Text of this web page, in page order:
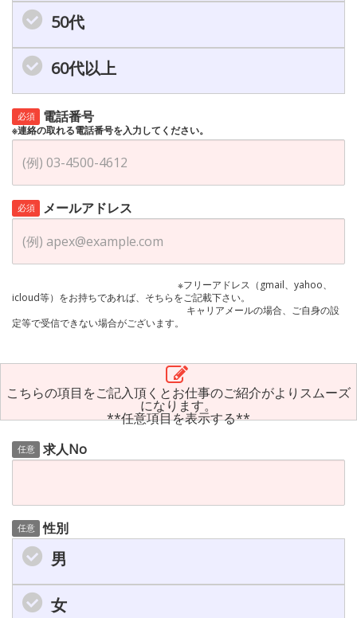
50代
60代以上
必須 電話番号
※連絡の取れる電話番号を入力してください。
必須 メールアドレス
※フリーアドレス（gmail、yahoo、
icloud等）をお持ちであれば、そちらをご記載下さい。
キャリアメールの場合、ご自身の設
定等で受信できない場合がございます。
こちらの項目をご記入頂くとお仕事のご紹介がよりスムーズ
になります。
**任意項目を表示する**
任意 求人No
任意 性別
男
女